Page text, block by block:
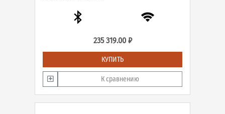
235 319.00 ₽
КУПИТЬ
К сравнению